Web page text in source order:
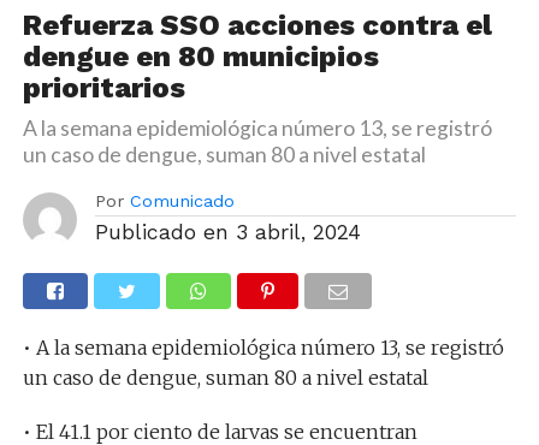
Refuerza SSO acciones contra el
dengue en 80 municipios
prioritarios
A la semana epidemiológica número 13, se registró
un caso de dengue, suman 80 a nivel estatal
Por Comunicado
Publicado en 3 abril, 2024
• A la semana epidemiológica número 13, se registró
un caso de dengue, suman 80 a nivel estatal
• El 41.1 por ciento de larvas se encuentran